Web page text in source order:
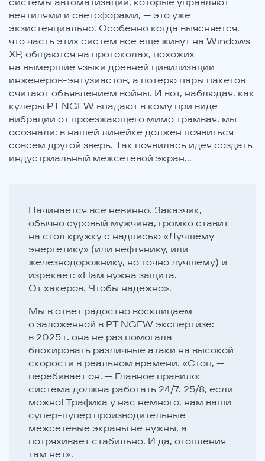
вентилями и светофорами, — это уже
экзистенциально. Особенно когда выясняется,
что часть этих систем все еще живут на Windows
XP, общаются на протоколах, похожих
на вымершие языки древней цивилизации
инженеров-энтузиастов, а потерю пары пакетов
считают объявлением войны. И вот, наблюдая, как
кулеры PT NGFW впадают в кому при виде
вибрации от проезжающего мимо трамвая, мы
осознали: в нашей линейке должен появиться
совсем другой зверь. Так появилась идея создать
индустриальный межсетевой экран...
Начинается все невинно. Заказчик,
обычно суровый мужчина, громко ставит
на стол кружку с надписью «Лучшему
энергетику» (или нефтянику, или
железнодорожнику, но точно лучшему) и
изрекает: «Нам нужна защита.
От хакеров. Чтобы надежно».
Мы в ответ радостно восклицаем
о заложенной в PT NGFW экспертизе:
в 2025 г. она не раз помогала
блокировать различные атаки на высокой
скорости в реальном времени. «Стоп, —
перебивает он. — Главное правило:
система должна работать 24/7. 25/8, если
можно! Трафика у нас немного, нам ваши
супер-пупер производительные
межсетевые экраны не нужны, а
потряхивает стабильно. И да, отопления
там нет».